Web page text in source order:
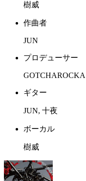
樹威
作曲者
JUN
プロデューサー
GOTCHAROCKA
ギター
JUN, 十夜
ボーカル
樹威